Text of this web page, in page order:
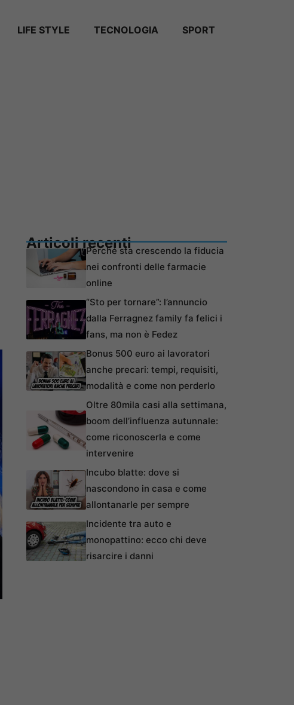
LIFE STYLE TECNOLOGIA SPORT
Articoli recentiPerché sta crescendo la fiducia
nei confronti delle farmacie
online
“Sto per tornare”: l’annuncio
dalla Ferragnez family fa felici i
fans, ma non è Fedez
Bonus 500 euro ai lavoratori
anche precari: tempi, requisiti,
modalità e come non perderlo
Oltre 80mila casi alla settimana,
boom dell’influenza autunnale:
come riconoscerla e come
intervenire
Incubo blatte: dove si
nascondono in casa e come
allontanarle per sempre
Incidente tra auto e
monopattino: ecco chi deve
risarcire i danni